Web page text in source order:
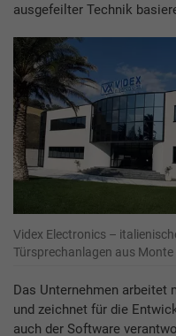
ausgefeilter Technik
Videx Electronics –
Türsprechanlagen aus Monte
Das Unternehmen arbeitet
und zeichnet für die
auch der Software